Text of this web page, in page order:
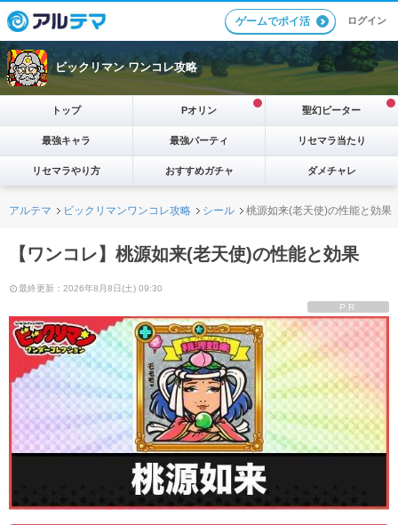
ゲームでポイ活 ログイン
ビックリマン ワンコレ攻略
トップ Pオリン 聖幻ピーター
最強キャラ 最強パーティ リセマラ当たり
リセマラやり方 おすすめガチャ ダメチャレ
アルテマ ビックリマンワンコレ攻略 シール 桃源如来(老天使)の性能と効果
【ワンコレ】桃源如来(老天使)の性能と効果
最終更新：2026年8月8日(土) 09:30
PR